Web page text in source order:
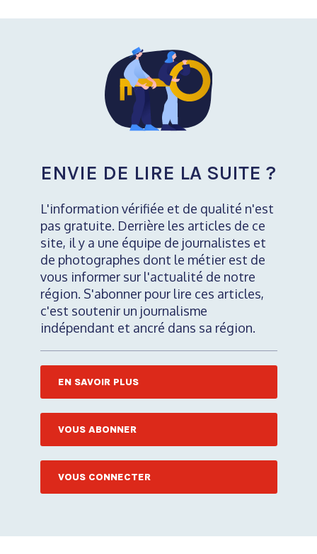
ENVIE DE LIRE LA SUITE ?
L'information vérifiée et de qualité n'est
pas gratuite. Derrière les articles de ce
site, il y a une équipe de journalistes et
de photographes dont le métier est de
vous informer sur l'actualité de notre
région. S'abonner pour lire ces articles,
c'est soutenir un journalisme
indépendant et ancré dans sa région.
EN SAVOIR PLUS
VOUS ABONNER
VOUS CONNECTER